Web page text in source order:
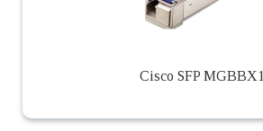
Cisco SFP MGBBX1